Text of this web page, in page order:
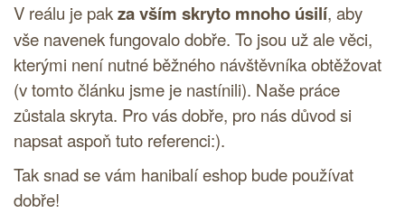
V reálu je pakza vším skryto mnoho úsilí, aby
vše navenek fungovalo dobře. To jsou už ale věci,
kterými není nutné běžného návštěvníka obtěžovat
(v tomto článku jsme je nastínili). Naše práce
zůstala skryta. Pro vás dobře, pro nás důvod si
napsat aspoň tuto referenci:).
Tak snad se vám hanibalí eshop bude používat
dobře!